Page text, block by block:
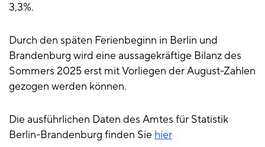
3,3%.
Durch den späten Ferienbeginn in Berlin und
Brandenburg wird eine aussagekräftige Bilanz des
Sommers 2025 erst mit Vorliegen der August-Zahlen
gezogen werden können.
Die ausführlichen Daten des Amtes für Statistik
Berlin-Brandenburg finden Sie hier